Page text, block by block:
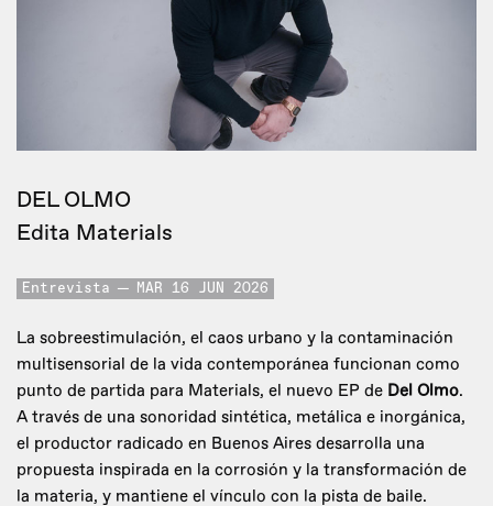
DEL OLMO
Edita Materials
Entrevista MAR 16 JUN 2026
La sobreestimulación, el caos urbano y la contaminación
multisensorial de la vida contemporánea funcionan como
punto de partida para Materials, el nuevo EP de Del Olmo.
A través de una sonoridad sintética, metálica e inorgánica,
el productor radicado en Buenos Aires desarrolla una
propuesta inspirada en la corrosión y la transformación de
la materia, y mantiene el vínculo con la pista de baile.